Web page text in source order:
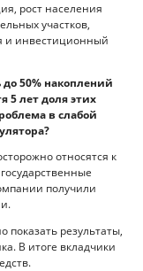
рост населения
участков,
и инвестиционный
до 50% накоплений
лет доля этих
в слабой
относятся к
получили
показать результаты,
В итоге вкладчики